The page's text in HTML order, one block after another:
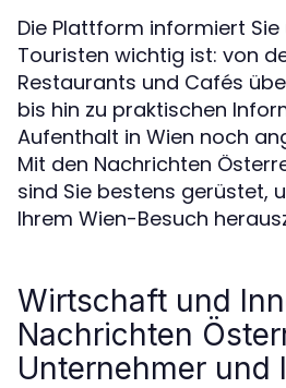
Die Plattform informiert
Touristen wichtig ist: von
Restaurants und Cafés
bis hin zu praktischen
Aufenthalt in Wien noch
Mit den Nachrichten
sind Sie bestens gerüstet,
Ihrem Wien-Besuch
Wirtschaft und
Nachrichten
Unternehmer und